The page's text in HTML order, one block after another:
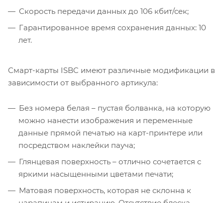
Скорость передачи данных до 106 кбит/сек;
Гарантированное время сохранения данных: 10
лет.
Смарт-карты ISBC имеют различные модификации в
зависимости от выбранного артикула:
Без номера белая – пустая болванка, на которую
можно нанести изображения и переменные
данные прямой печатью на карт-принтере или
посредством наклейки пауча;
Глянцевая поверхность – отлично сочетается с
яркими насыщенными цветами печати;
Матовая поверхность, которая не склонна к